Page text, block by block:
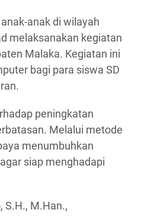
anak di wilayah
melaksanakan kegiatan
Malaka. Kegiatan ini
bagi para siswa SD
peningkatan
Melalui metode
menumbuhkan
siap menghadapi
S.H., M.Han.,